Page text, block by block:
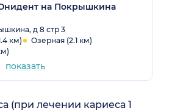
на Покрышкина
д 8 стр 3
км)
Озерная (2.1 км)
показать
(при лечении кариеса 1